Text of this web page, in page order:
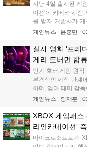
지난 4일 출시된 게
이션'이 카메라 시점
를 받자 개발사가
를 통해 1주일 이내
유저 피드백을 적극
치가 게임의 평가를
게임뉴스 | 윤홍만
실사 영화 '프레
게리 도버먼 합류
인기 호러 게임 원작
본격적인 제작 단계
하며, 엠마 태미 감
정했다. 제작은 블
되지 않았으며, 향후
정이다....
게임뉴스 | 정재훈
XBOX 게임패스
리인카네이션'
마이크로소프트가